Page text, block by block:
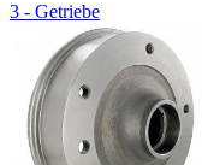
3 - Getriebe